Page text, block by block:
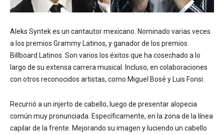
Aleks Syntek es un cantautor mexicano. Nominado varias veces
a los premios Grammy Latinos, y ganador de los premios
Billboard Latinos. Son varios los éxitos que ha cosechado a lo
largo de su extensa carrera musical. Incluso, en colaboraciones
con otros reconocidos artistas, como Miguel Bosé y Luis Fonsi.
Recurrió a un injerto de cabello, luego de presentar alopecia
común muy pronunciada. Específicamente, en la zona de la línea
capilar de la frente. Mejorando su imagen y luciendo un cabello